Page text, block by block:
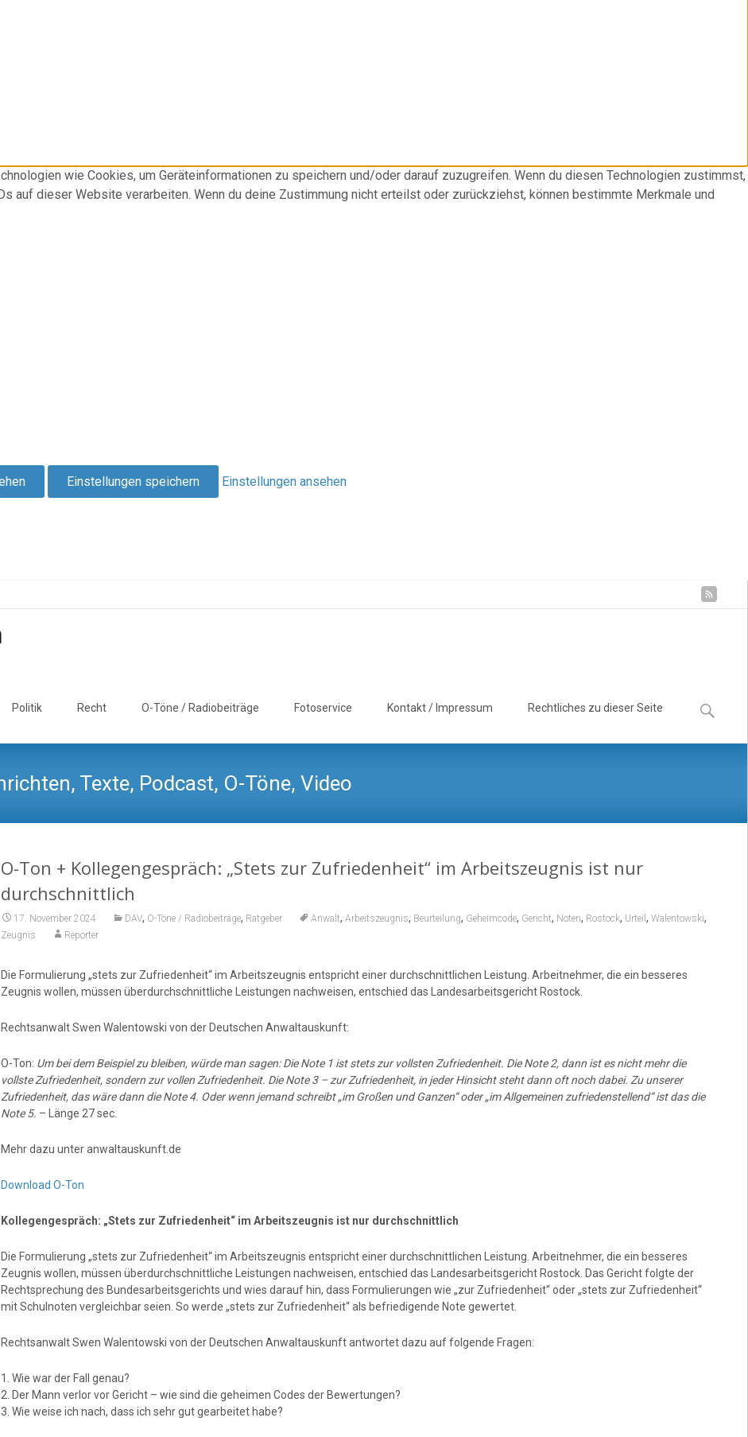
wie Cookies, um Geräteinformationen zu speichern und/oder darauf zuzugreifen. Wenn du diesen Technologien zustimmst,
auf dieser Website verarbeiten. Wenn du deine Zustimmung nicht erteilst oder zurückziehst, können bestimmte Merkmale und
Einstellungen speichern Einstellungen ansehen
Politik Recht O-Töne / Radiobeiträge Fotoservice Kontakt / Impressum Rechtliches zu dieser Seite
Suchen
nach:
Texte, Podcast, O-Töne, Video
O-Ton + Kollegengespräch: „Stets zur Zufriedenheit“ im Arbeitszeugnis ist nur
durchschnittlich
17. November 2024 DAV, O-Töne / Radiobeiträge, Ratgeber Anwalt, Arbeitszeugnis, Beurteilung, Geheimcode, Gericht, Noten, Rostock, Urteil , Walentowski,
Zeugnis Reporter
Die Formulierung „stets zur Zufriedenheit“ im Arbeitszeugnis entspricht einer durchschnittlichen Leistung. Arbeitnehmer, die ein besseres
Zeugnis wollen, müssen überdurchschnittliche Leistungen nachweisen, entschied das Landesarbeitsgericht Rostock.
Rechtsanwalt Swen Walentowski von der Deutschen Anwaltauskunft:
O-Ton: Um bei dem Beispiel zu bleiben, würde man sagen: Die Note 1 ist stets zur vollsten Zufriedenheit. Die Note 2, dann ist es nicht mehr die
vollste Zufriedenheit, sondern zur vollen Zufriedenheit. Die Note 3 – zur Zufriedenheit, in jeder Hinsicht steht dann oft noch dabei. Zu unserer
Zufriedenheit, das wäre dann die Note 4. Oder wenn jemand schreibt „im Großen und Ganzen“ oder „im Allgemeinen zufriedenstellend“ ist das die
Note 5. – Länge 27 sec.
Mehr dazu unter anwaltauskunft.de
Download O-Ton
Kollegengespräch: „Stets zur Zufriedenheit“ im Arbeitszeugnis ist nur durchschnittlich
Die Formulierung „stets zur Zufriedenheit“ im Arbeitszeugnis entspricht einer durchschnittlichen Leistung. Arbeitnehmer, die ein besseres
Zeugnis wollen, müssen überdurchschnittliche Leistungen nachweisen, entschied das Landesarbeitsgericht Rostock. Das Gericht folgte der
Rechtsprechung des Bundesarbeitsgerichts und wies darauf hin, dass Formulierungen wie „zur Zufriedenheit“ oder „stets zur Zufriedenheit“
mit Schulnoten vergleichbar seien. So werde „stets zur Zufriedenheit“ als befriedigende Note gewertet.
Rechtsanwalt Swen Walentowski von der Deutschen Anwaltauskunft antwortet dazu auf folgende Fragen:
1. Wie war der Fall genau?
2. Der Mann verlor vor Gericht – wie sind die geheimen Codes der Bewertungen?
3. Wie weise ich nach, dass ich sehr gut gearbeitet habe?